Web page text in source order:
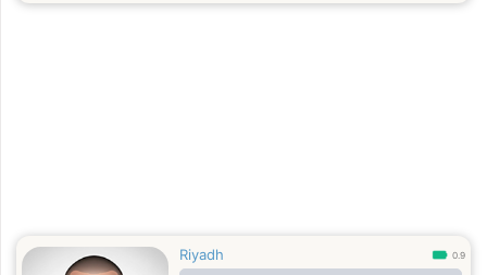
Riyadh 0.9